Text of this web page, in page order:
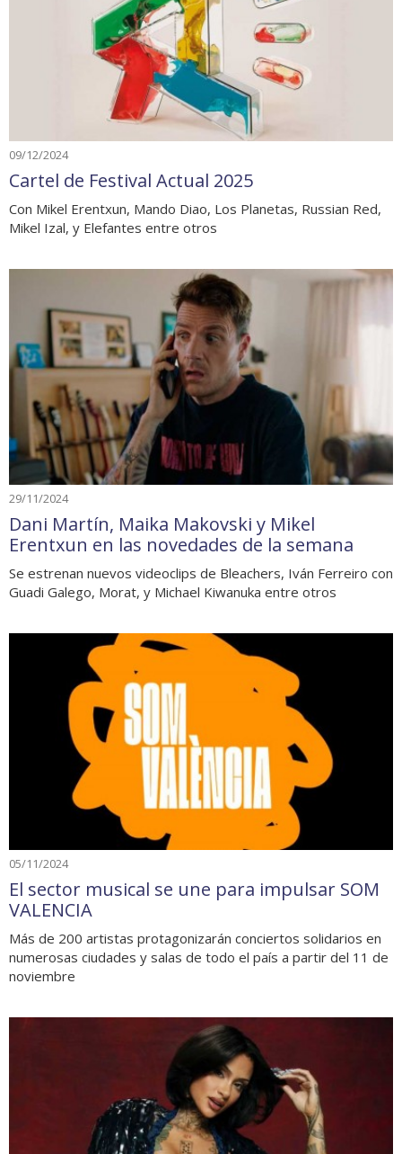
09/12/2024
Cartel de Festival Actual 2025
Con Mikel Erentxun, Mando Diao, Los Planetas, Russian Red,
Mikel Izal, y Elefantes entre otros
29/11/2024
Dani Martín, Maika Makovski y Mikel
Erentxun en las novedades de la semana
Se estrenan nuevos videoclips de Bleachers, Iván Ferreiro con
Guadi Galego, Morat, y Michael Kiwanuka entre otros
05/11/2024
El sector musical se une para impulsar SOM
VALENCIA
Más de 200 artistas protagonizarán conciertos solidarios en
numerosas ciudades y salas de todo el país a partir del 11 de
noviembre